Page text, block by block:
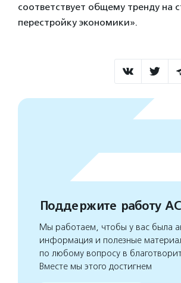
соответствует общему тренду на
перестройку экономики».
Поддержите работу
Мы работаем, чтобы у вас была
информация и полезные
по любому вопросу в
Вместе мы этого достигнем